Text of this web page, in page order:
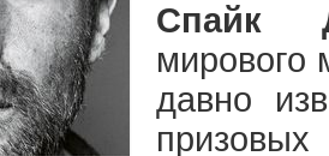
Спайк
мирового
давно